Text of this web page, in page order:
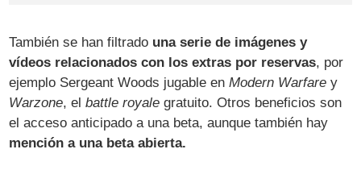
También se han filtrado una serie de imágenes y
vídeos relacionados con los extras por reservas, por
ejemplo Sergeant Woods jugable enModern Warfare y
Warzone, elbattle royale gratuito. Otros beneficios son
el acceso anticipado a una beta, aunque también hay
mención a una beta abierta.